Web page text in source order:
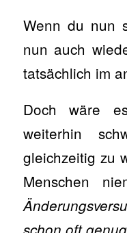
Wenn du nun
nun auch
tatsächlich im
Doch wäre
weiterhin
gleichzeitig zu
Menschen
schon oft